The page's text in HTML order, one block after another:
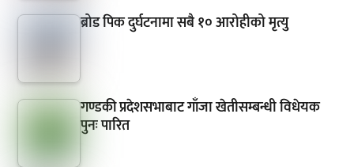
ब्रोड पिक दुर्घटनामा सबै १० आरोहीको मृत्यु
गण्डकी प्रदेशसभाबाट गाँजा खेतीसम्बन्धी विधेयक
पुनः पारित